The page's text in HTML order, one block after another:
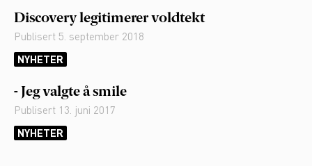
Discovery legitimerer voldtekt
Publisert 5. september 2018
NYHETER
- Jeg valgte å smile
Publisert 13. juni 2017
NYHETER